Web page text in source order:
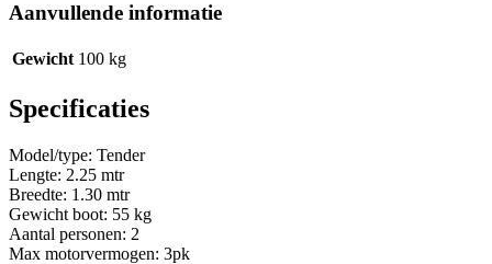
Aanvullende informatie
Gewicht 100 kg
Specificaties
Model/type: Tender
Lengte: 2.25 mtr
Breedte: 1.30 mtr
Gewicht boot: 55 kg
Aantal personen: 2
Max motorvermogen: 3pk